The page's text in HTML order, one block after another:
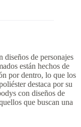
diseños de personajes
están hechos de
por dentro, lo que los
destaca por su
con diseños de
que buscan una